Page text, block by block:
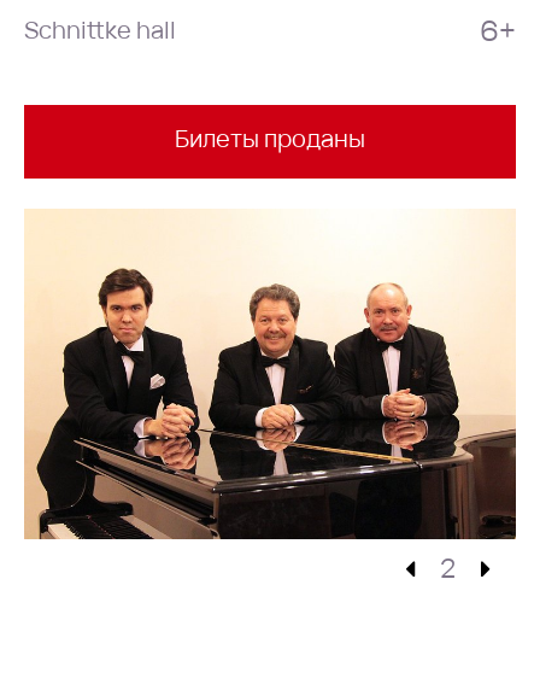
Schnittke hall 6+
Билеты проданы
2